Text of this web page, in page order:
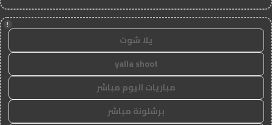
!
يلا شوت
yalla shoot
مباريات اليوم مباشر
برشلونة مباشر